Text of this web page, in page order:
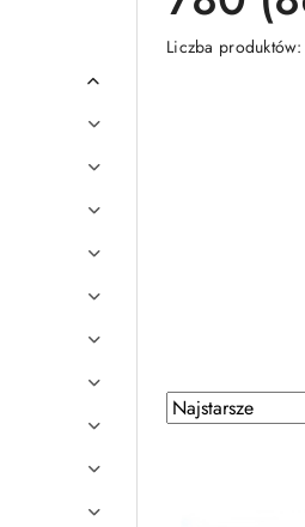
Liczba
Zastosowano
sortowanie:
Sortuj
według